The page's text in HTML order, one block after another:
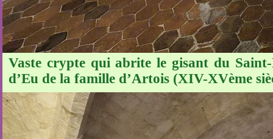
Vaste crypte qui abrite le gisant du
d’Eu de la famille d’Artois (XIV-XVème